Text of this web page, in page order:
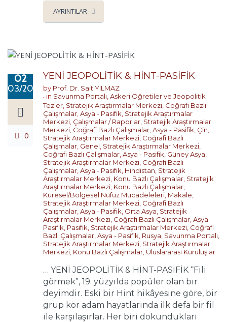
AYRINTILAR
02
03/2023
0
YENİ JEOPOLİTİK & HİNT-PASİFİK
by Prof. Dr. Sait YILMAZ
in Savunma Portalı Askeri Öğretiler ve Jeopolitik
Tezler Stratejik Araştırmalar Merkezi Coğrafi Bazlı
Çalışmalar Asya - Pasifik Stratejik Araştırmalar
Merkezi Çalışmalar / Raporlar Stratejik Araştırmalar
Merkezi Coğrafi Bazlı Çalışmalar Asya - Pasifik Çin
Stratejik Araştırmalar Merkezi Coğrafi Bazlı
Çalışmalar Genel Stratejik Araştırmalar Merkezi
Coğrafi Bazlı Çalışmalar Asya - Pasifik Güney Asya
Stratejik Araştırmalar Merkezi Coğrafi Bazlı
Çalışmalar Asya - Pasifik Hindistan Stratejik
Araştırmalar Merkezi Konu Bazlı Çalışmalar Stratejik
Araştırmalar Merkezi Konu Bazlı Çalışmalar
Küresel/Bölgesel Nüfuz Mücadeleleri Makale
Stratejik Araştırmalar Merkezi Coğrafi Bazlı
Çalışmalar Asya - Pasifik Orta Asya Stratejik
Araştırmalar Merkezi Coğrafi Bazlı Çalışmalar Asya -
Pasifik Pasifik Stratejik Araştırmalar Merkezi Coğrafi
Bazlı Çalışmalar Asya - Pasifik Rusya Savunma Portalı
Stratejik Araştırmalar Merkezi Stratejik Araştırmalar
Merkezi Konu Bazlı Çalışmalar Uluslararası Kuruluşlar
… YENİ JEOPOLİTİK & HİNT-PASİFİK “Fili
görmek”, 19. yüzyılda popüler olan bir
deyimdir. Eski bir Hint hikâyesine göre, bir
grup kör adam hayatlarında ilk defa bir fil
ile karşılaşırlar. Her biri dokundukları